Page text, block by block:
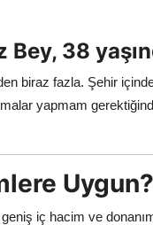
Bey, 38
biraz fazla. Şehir
yapmam
Uygun?
iç hacim ve